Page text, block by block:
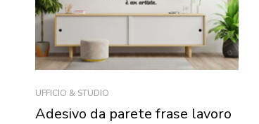
UFFICIO & STUDIO
Adesivo da parete frase lavoro